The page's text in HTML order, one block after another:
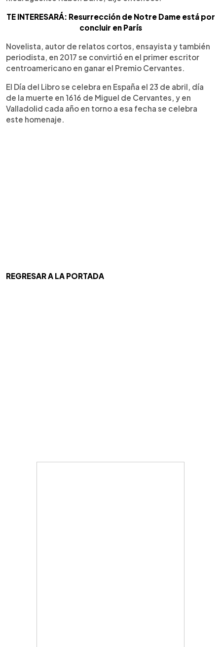
TE INTERESARÁ: Resurrección de Notre Dame está por
concluir en París
Novelista, autor de relatos cortos, ensayista y también
periodista, en 2017 se convirtió en el primer escritor
centroamericano en ganar el Premio Cervantes.
El Día del Libro se celebra en España el 23 de abril, día
de la muerte en 1616 de Miguel de Cervantes, y en
Valladolid cada año en torno a esa fecha se celebra
este homenaje.
REGRESAR A LA PORTADA